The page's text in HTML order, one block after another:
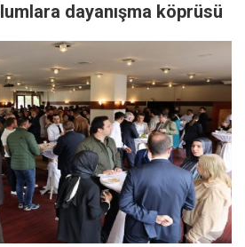
dayanışma köprüsü